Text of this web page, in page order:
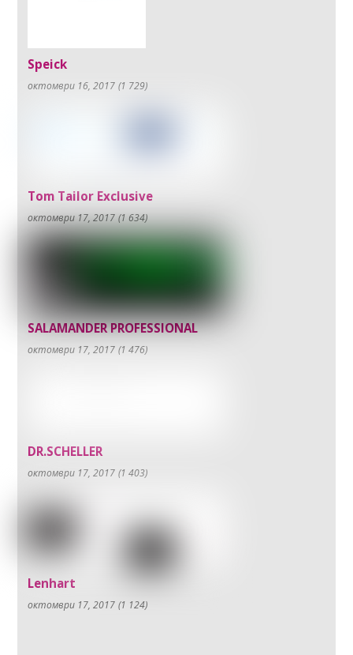
Speick
октомври 16, 2017 (1 729)
Tom Tailor Exclusive
октомври 17, 2017 (1 634)
SALAMANDER PROFESSIONAL
октомври 17, 2017 (1 476)
DR.SCHELLER
октомври 17, 2017 (1 403)
Lenhart
октомври 17, 2017 (1 124)